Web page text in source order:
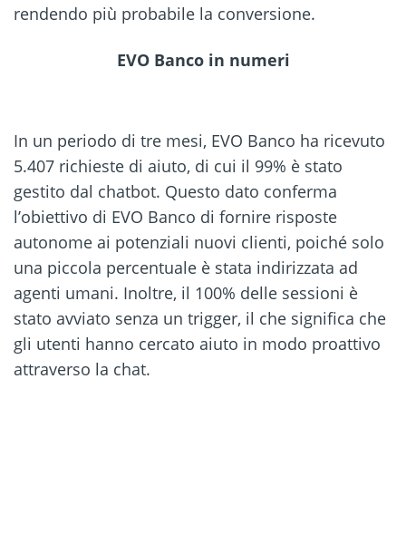
rendendo più probabile la conversione.
EVO Banco in numeri
In un periodo di tre mesi, EVO Banco ha ricevuto
5.407 richieste di aiuto, di cui il 99% è stato
gestito dal chatbot. Questo dato conferma
l’obiettivo di EVO Banco di fornire risposte
autonome ai potenziali nuovi clienti, poiché solo
una piccola percentuale è stata indirizzata ad
agenti umani. Inoltre, il 100% delle sessioni è
stato avviato senza un trigger, il che significa che
gli utenti hanno cercato aiuto in modo proattivo
attraverso la chat.